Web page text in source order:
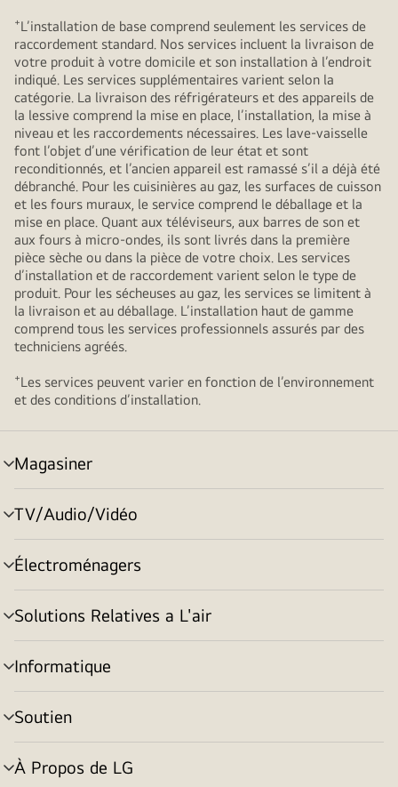
+L’installation de base comprend seulement les services de
raccordement standard. Nos services incluent la livraison de
votre produit à votre domicile et son installation à l’endroit
indiqué. Les services supplémentaires varient selon la
catégorie. La livraison des réfrigérateurs et des appareils de
la lessive comprend la mise en place, l’installation, la mise à
niveau et les raccordements nécessaires. Les lave-vaisselle
font l’objet d’une vérification de leur état et sont
reconditionnés, et l’ancien appareil est ramassé s’il a déjà été
débranché. Pour les cuisinières au gaz, les surfaces de cuisson
et les fours muraux, le service comprend le déballage et la
mise en place. Quant aux téléviseurs, aux barres de son et
aux fours à micro-ondes, ils sont livrés dans la première
pièce sèche ou dans la pièce de votre choix. Les services
d’installation et de raccordement varient selon le type de
produit. Pour les sécheuses au gaz, les services se limitent à
la livraison et au déballage. L’installation haut de gamme
comprend tous les services professionnels assurés par des
techniciens agréés.
+Les services peuvent varier en fonction de l’environnement
et des conditions d’installation.
Magasiner
menu
basculement
TV/Audio/Vidéo
menu
basculement
Électroménagers
menu
basculement
Solutions Relatives a L'air
menu
basculement
Informatique
menu
basculement
Soutien
menu
basculement
À Propos de LG
menu